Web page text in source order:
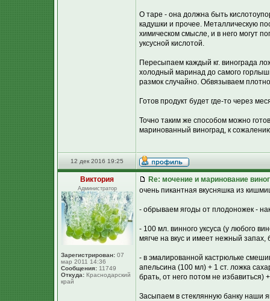
О таре - она должна быть
кадушки и прочее. Металлическую
химическом смысле, и в него могут
уксусной кислотой.
Пересыпаем каждый кг. винограда
холодный маринад до самого
размок случайно. Обвязываем
Готов продукт будет где-то через
Точно таким же способом можно
маринованный виноград, к
12 дек 2016 19:25
Виктория
Администратор
Зарегистрирован: 07
мар 2011 14:36
Сообщения: 11749
Откуда: Краснодарский
край
Re: мочение и маринование
очень пикантная вкусняшка из
- обрываем ягоды от плодоножек -
- 100 мл. винного уксуса (у любого
мягче на вкус и имеет нежный
- в эмалированной кастрюльке
апельсина (100 мл) + 1 ст. ложка
брать, от него потом не
Засыпаем в стеклянную банку наши